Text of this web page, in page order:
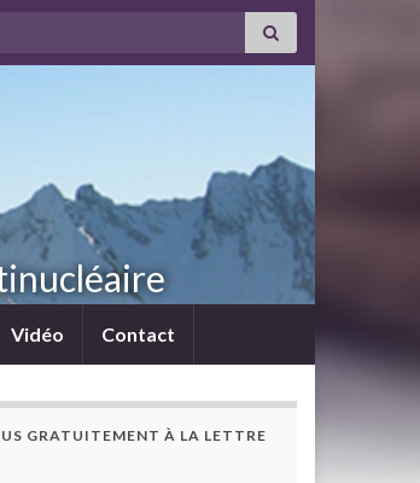
Vidéo Contact
GRATUITEMENT À LA LETTRE